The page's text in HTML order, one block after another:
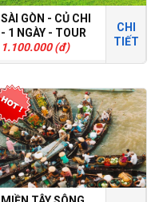
SÀI GÒN - CỦ CHI
- 1 NGÀY - TOUR
GHÉP
1.100.000 (đ)
CHI
TIẾT